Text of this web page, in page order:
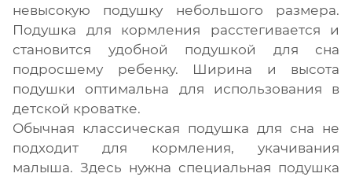
невысокую подушку небольшого размера.
Подушка для кормления расстегивается и
становится удобной подушкой для сна
подросшему ребенку. Ширина и высота
подушки оптимальна для использования в
детской кроватке.
Обычная классическая подушка для сна не
подходит для кормления, укачивания
малыша. Здесь нужна специальная подушка